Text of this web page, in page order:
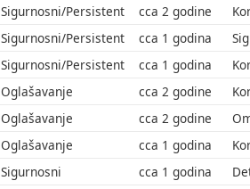
Sigurnosni/Persistent cca 2 godine
Sigurnosni/Persistent cca 1 godina
Sigurnosni/Persistent cca 1 godina
Oglašavanje cca 2 godine
Oglašavanje cca 2 godine
Oglašavanje cca 1 godina
Sigurnosni cca 1 godina